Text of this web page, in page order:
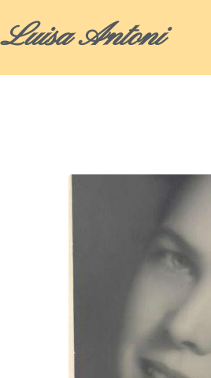
Luisa Antoni